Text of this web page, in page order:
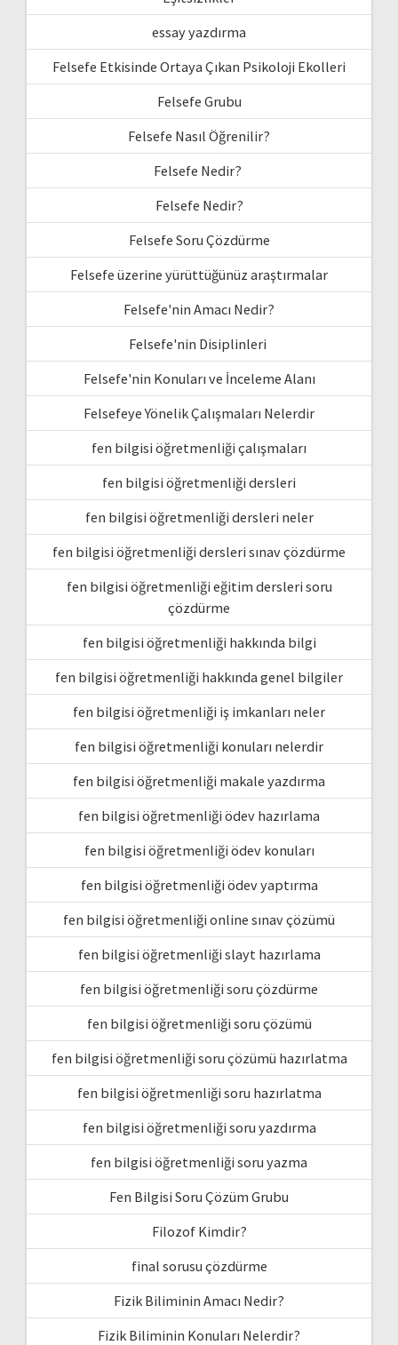
essay yazdırma
Felsefe Etkisinde Ortaya Çıkan Psikoloji Ekolleri
Felsefe Grubu
Felsefe Nasıl Öğrenilir?
Felsefe Nedir?
Felsefe Nedir?
Felsefe Soru Çözdürme
Felsefe üzerine yürüttüğünüz araştırmalar
Felsefe'nin Amacı Nedir?
Felsefe'nin Disiplinleri
Felsefe'nin Konuları ve İnceleme Alanı
Felsefeye Yönelik Çalışmaları Nelerdir
fen bilgisi öğretmenliği çalışmaları
fen bilgisi öğretmenliği dersleri
fen bilgisi öğretmenliği dersleri neler
fen bilgisi öğretmenliği dersleri sınav çözdürme
fen bilgisi öğretmenliği eğitim dersleri soru
çözdürme
fen bilgisi öğretmenliği hakkında bilgi
fen bilgisi öğretmenliği hakkında genel bilgiler
fen bilgisi öğretmenliği iş imkanları neler
fen bilgisi öğretmenliği konuları nelerdir
fen bilgisi öğretmenliği makale yazdırma
fen bilgisi öğretmenliği ödev hazırlama
fen bilgisi öğretmenliği ödev konuları
fen bilgisi öğretmenliği ödev yaptırma
fen bilgisi öğretmenliği online sınav çözümü
fen bilgisi öğretmenliği slayt hazırlama
fen bilgisi öğretmenliği soru çözdürme
fen bilgisi öğretmenliği soru çözümü
fen bilgisi öğretmenliği soru çözümü hazırlatma
fen bilgisi öğretmenliği soru hazırlatma
fen bilgisi öğretmenliği soru yazdırma
fen bilgisi öğretmenliği soru yazma
Fen Bilgisi Soru Çözüm Grubu
Filozof Kimdir?
final sorusu çözdürme
Fizik Biliminin Amacı Nedir?
Fizik Biliminin Konuları Nelerdir?